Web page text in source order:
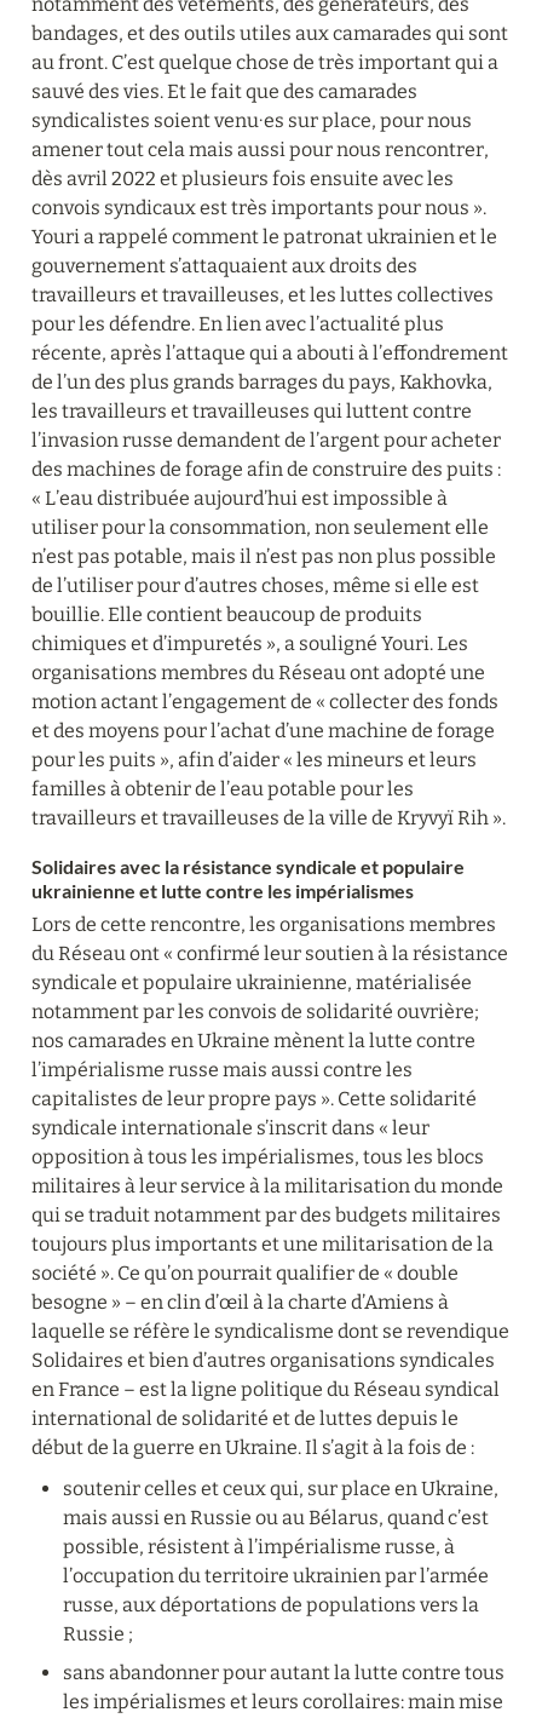
bandages, et des outils utiles aux camarades qui sont
au front. C’est quelque chose de très important qui a
sauvé des vies. Et le fait que des camarades
syndicalistes soient venu∙es sur place, pour nous
amener tout cela mais aussi pour nous rencontrer,
dès avril 2022 et plusieurs fois ensuite avec les
convois syndicaux est très importants pour nous ».
Youri a rappelé comment le patronat ukrainien et le
gouvernement s’attaquaient aux droits des
travailleurs et travailleuses, et les luttes collectives
pour les défendre. En lien avec l’actualité plus
récente, après l’attaque qui a abouti à l’effondrement
de l’un des plus grands barrages du pays, Kakhovka,
les travailleurs et travailleuses qui luttent contre
l’invasion russe demandent de l’argent pour acheter
des machines de forage afin de construire des puits :
« L’eau distribuée aujourd’hui est impossible à
utiliser pour la consommation, non seulement elle
n’est pas potable, mais il n’est pas non plus possible
de l’utiliser pour d’autres choses, même si elle est
bouillie. Elle contient beaucoup de produits
chimiques et d’impuretés », a souligné Youri. Les
organisations membres du Réseau ont adopté une
motion actant l’engagement de « collecter des fonds
et des moyens pour l’achat d’une machine de forage
pour les puits », afin d’aider « les mineurs et leurs
familles à obtenir de l’eau potable pour les
travailleurs et travailleuses de la ville de Kryvyï Rih ».
Solidaires avec la résistance syndicale et populaire
ukrainienne et lutte contre les impérialismes
Lors de cette rencontre, les organisations membres
du Réseau ont « confirmé leur soutien à la résistance
syndicale et populaire ukrainienne, matérialisée
notamment par les convois de solidarité ouvrière;
nos camarades en Ukraine mènent la lutte contre
l’impérialisme russe mais aussi contre les
capitalistes de leur propre pays ». Cette solidarité
syndicale internationale s’inscrit dans « leur
opposition à tous les impérialismes, tous les blocs
militaires à leur service à la militarisation du monde
qui se traduit notamment par des budgets militaires
toujours plus importants et une militarisation de la
société ». Ce qu’on pourrait qualifier de « double
besogne » – en clin d’œil à la charte d’Amiens à
laquelle se réfère le syndicalisme dont se revendique
Solidaires et bien d’autres organisations syndicales
en France – est la ligne politique du Réseau syndical
international de solidarité et de luttes depuis le
début de la guerre en Ukraine. Il s’agit à la fois de :
soutenir celles et ceux qui, sur place en Ukraine,
mais aussi en Russie ou au Bélarus, quand c’est
possible, résistent à l’impérialisme russe, à
l’occupation du territoire ukrainien par l’armée
russe, aux déportations de populations vers la
Russie ;
sans abandonner pour autant la lutte contre tous
les impérialismes et leurs corollaires: main mise